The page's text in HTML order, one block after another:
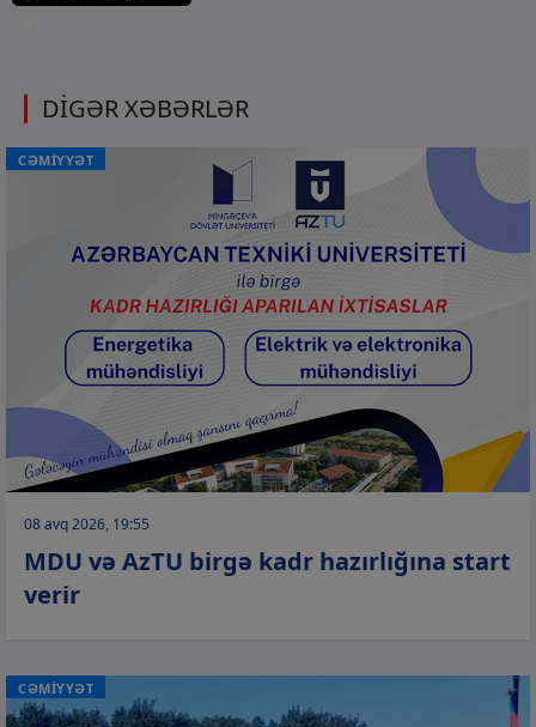
DİGƏR XƏBƏRLƏR
CƏMİYYƏT
08 avq 2026, 19:55
MDU və AzTU birgə kadr hazırlığına start
verir
CƏMİYYƏT